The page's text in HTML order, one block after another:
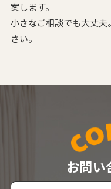
案します。
小さなご相談でも大丈
さい。
お問い